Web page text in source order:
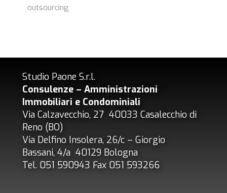
outsourcing
Studio Paone S.r.l.
Consulenze – Amministrazioni
Immobiliari e Condominiali
Via Calzavecchio, 27 40033 Casalecchio di
Reno (BO)
Via Delfino Insolera, 26/c – Giorgio
Bassani, 4/a 40129 Bologna
Tel. 051 590943 Fax 051 593266